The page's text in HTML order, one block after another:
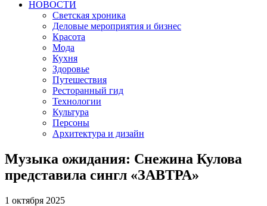
НОВОСТИ
Светская хроника
Деловые мероприятия и бизнес
Красота
Мода
Кухня
Здоровье
Путешествия
Ресторанный гид
Технологии
Культура
Персоны
Архитектура и дизайн
Музыка ожидания: Снежина Кулова
представила сингл «ЗАВТРА»
1 октября 2025